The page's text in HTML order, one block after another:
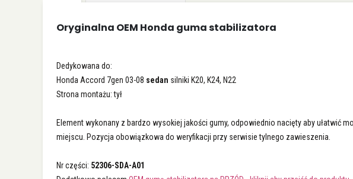
Oryginalna OEM Honda guma stabilizatora
Dedykowana do:
Honda Accord 7gen 03-08 sedan silniki K20, K24, N22
Strona montażu: tył
Element wykonany z bardzo wysokiej jakości gumy, odpowiednio nacięty aby ułatwić
miejscu. Pozycja obowiązkowa do weryfikacji przy serwisie tylnego zawieszenia.
Nr części: 52306-SDA-A01